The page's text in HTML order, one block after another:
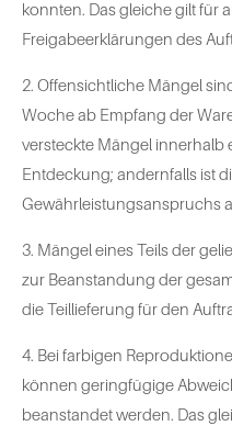
konnten. Das gleiche gilt für
Freigabeerklärungen des
2. Offensichtliche Mängel
Woche ab Empfang der
versteckte Mängel innerhalb
Entdeckung; andernfalls ist
Gewährleistungsanspruchs
3. Mängel eines Teils der
zur Beanstandung der
die Teillieferung für den
4. Bei farbigen
können geringfügige
beanstandet werden. Das